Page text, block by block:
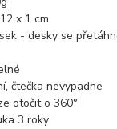
x 1 cm
- desky se
čtečka nevypadne
otočit o 360°
3 roky